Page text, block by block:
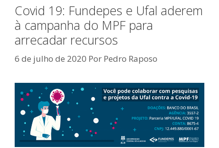
Covid 19: Fundepes e Ufal aderem
à campanha do MPF para
arrecadar recursos
6 de julho de 2020 Por Pedro Raposo